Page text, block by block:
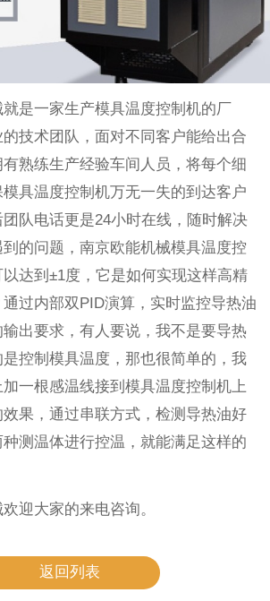
是一家生产模具温度控制机的厂
技术团队，面对不同客户能给出合
熟练生产经验车间人员，将每个细
具温度控制机万无一失的到达客户
队电话更是24小时在线，随时解决
的问题，南京欧能机械模具温度控
达到±1度，它是如何实现这样高精
过内部双PID演算，实时监控导热油
出要求，有人要说，我不是要导热
控制模具温度，那也很简单的，我
一根感温线接到模具温度控制机上
果，通过串联方式，检测导热油好
测温体进行控温，就能满足这样的
迎大家的来电咨询。
返回列表